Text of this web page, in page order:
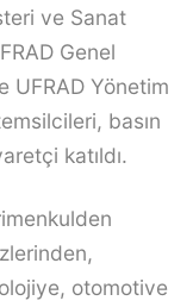
ve Sanat
Genel
UFRAD Yönetim
basın
katıldı.
otomotive